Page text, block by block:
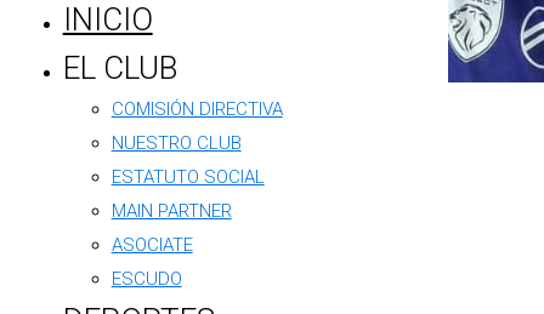
INICIO
EL CLUB
COMISIÓN DIRECTIVA
NUESTRO CLUB
ESTATUTO SOCIAL
MAIN PARTNER
ASOCIATE
ESCUDO